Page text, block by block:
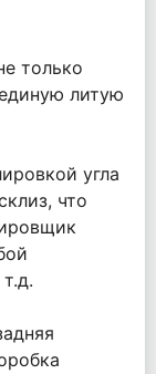
только
литую
угла
что